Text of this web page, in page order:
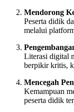
Mendorong
Peserta didik
melalui
Literasi digital
berpikir kritis,
Mencegah
Kemampuan
peserta didik